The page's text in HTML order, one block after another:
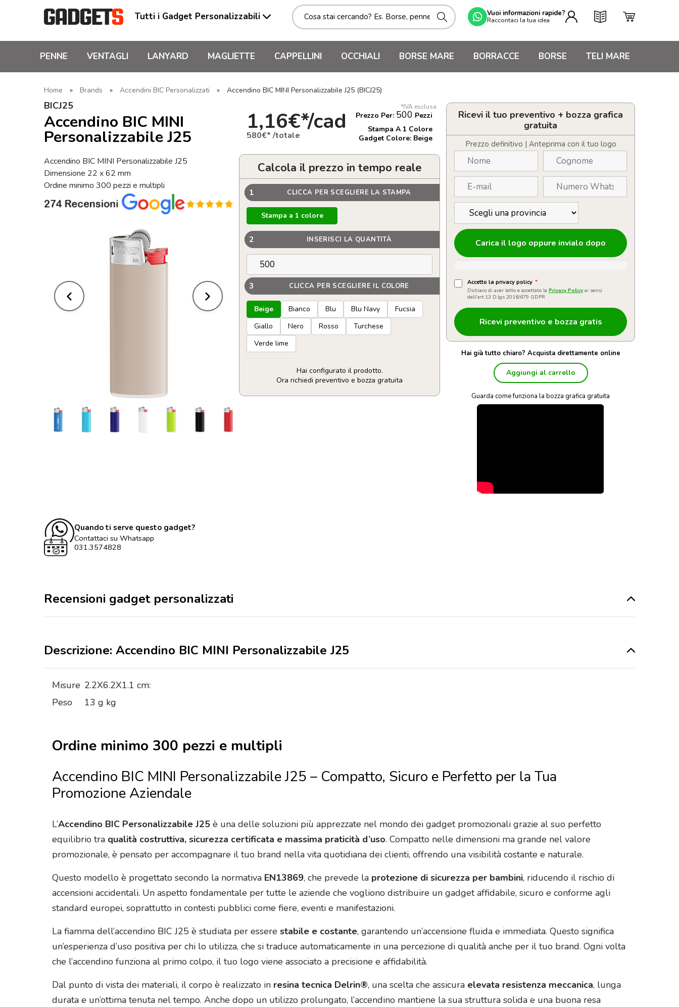
Tutti i Gadget Personalizzabili Vuoi informazioni rapide?
Raccontaci la tua idea
PENNE VENTAGLI LANYARD MAGLIETTE CAPPELLINI OCCHIALI BORSE MARE BORRACCE BORSE TELI MARE
Home » Brands » Accendini BIC Personalizzati » Accendino BIC MINI Personalizzabile J25 (BICJ25)
BICJ25
Accendino BIC MINI
Personalizzabile J25
Accendino BIC MINI Personalizzabile J25
Dimensione 22 x 62 mm
Ordine minimo 300 pezzi e multipli
*IVA esclusa
1,16€*/cad
580€* /totale
Prezzo Per: 500 Pezzi
Stampa A 1 Colore
Gadget Colore: Beige
Calcola il prezzo in tempo reale
1 CLICCA PER SCEGLIERE LA STAMPA
Stampa a 1 colore
2 INSERISCI LA QUANTITÀ
3 CLICCA PER SCEGLIERE IL COLORE
Beige Bianco Blu Blu Navy
Fucsia
Giallo
Nero Rosso
Turchese
Verde lime
Hai configurato il prodotto.
Ora richiedi preventivo e bozza gratuita
Accendino
Ricevi il tuo preventivo + bozza grafica
gratuita
Prezzo definitivo | Anteprima con il tuo logo
Carica il logo oppure invialo dopo
Accetto la privacy policy *
Dichiaro di aver letto e accettato la Privacy Policy ai sensi
dell'art.13 D.lgs 2016/679 GDPR
Hai già tutto chiaro? Acquista direttamente online
Aggiungi al carrello
Guarda come funziona la bozza grafica gratuita
Quando ti serve questo gadget?
Contattaci su Whatsapp
031.3574828
Recensioni gadget personalizzati
Descrizione: Accendino BIC MINI Personalizzabile J25
Misure 2.2X6.2X1.1 cm:
Peso
13 g kg
Ordine minimo 300 pezzi e multipli
Accendino BIC MINI Personalizzabile J25 – Compatto, Sicuro e Perfetto per la Tua
Promozione Aziendale
L’Accendino BIC Personalizzabile J25 è una delle soluzioni più apprezzate nel mondo dei gadget promozionali grazie al suo perfetto
equilibrio tra qualità costruttiva, sicurezza certificata e massima praticità d’uso. Compatto nelle dimensioni ma grande nel valore
promozionale, è pensato per accompagnare il tuo brand nella vita quotidiana dei clienti, offrendo una visibilità costante e naturale.
Questo modello è progettato secondo la normativa EN13869, che prevede la protezione di sicurezza per bambini, riducendo il rischio di
accensioni accidentali. Un aspetto fondamentale per tutte le aziende che vogliono distribuire un gadget affidabile, sicuro e conforme agli
standard europei, soprattutto in contesti pubblici come fiere, eventi e manifestazioni.
La fiamma dell’accendino BIC J25 è studiata per essere stabile e costante, garantendo un’accensione fluida e immediata. Questo significa
un’esperienza d’uso positiva per chi lo utilizza, che si traduce automaticamente in una percezione di qualità anche per il tuo brand. Ogni volta
che l’accendino funziona al primo colpo, il tuo logo viene associato a precisione e affidabilità.
Dal punto di vista dei materiali, il corpo è realizzato in resina tecnica Delrin®, una scelta che assicura elevata resistenza meccanica, lunga
durata e un’ottima tenuta nel tempo. Anche dopo un utilizzo prolungato, l’accendino mantiene la sua struttura solida e una buona resa